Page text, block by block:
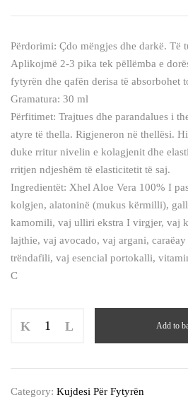
Përdorimi: Çdo mëngjes dhe darkë. Të
Aplikojmë 2-3 pika tek pëllëmba e
fytyrën dhe qafën derisa të absorbohet
Gramatura: 30 ml
Përfitimet: Trajtues dhe parandalues i
atyre të thella. Rigjeneron në thellësi.
duke rritur nivelin e kolagjenit dhe
rritjen ndjeshëm të elasticitetit të saj.
Ingredientët: Xhel Aloe Vera 100% I
kolgjen, alatoninë (mukus kërmilli),
kamomili, vaj ulliri ekstra I virgjer, vaj
lajthie, vaj avocado, vaj argani,
trëndafili, vaj esencial portokalli,
C
quantity
Add to
Category: Kujdesi Për Fytyrën